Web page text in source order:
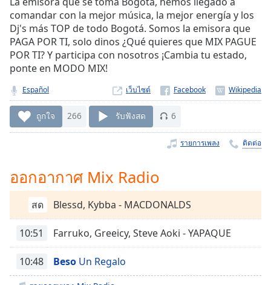
TypeLIVE
Seek to
live,
currently
behind
Remaining
Time-
1x
Chapters
Chapters
Descriptions
descriptions
off,
comandar con la mejor música, la mejor energía y los
Dj's más TOP de todo Bogotá. Somos la emisora que
PAGA POR TI, solo dinos ¿Qué quieres que MIX PAGUE
POR TI? Y participa con nosotros ¡Cambia tu estado,
ponte en MODO MIX!
Español เว็บไซต์
ถูกใจ 266 รับฟังสด 6
รายการเพลง ติดต่อ
ออกอากาศ Mix Radio
สด Blessd, Kybba - MACDONALDS
10:51 Farruko, Greeicy, Steve Aoki - YAPAQUE
10:48 Beso Un Regalo